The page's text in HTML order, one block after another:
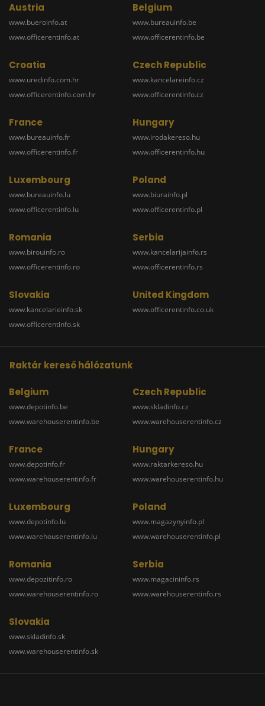
Austria
www.bueroinfo.at
www.officerentinfo.at
Belgium
www.bureauinfo.be
www.officerentinfo.be
Croatia
www.uredinfo.com.hr
www.officerentinfo.com.hr
Czech Republic
www.kancelareinfo.cz
www.officerentinfo.cz
France
www.bureauinfo.fr
www.officerentinfo.fr
Hungary
www.irodakereso.hu
www.officerentinfo.hu
Luxembourg
www.bureauinfo.lu
www.officerentinfo.lu
Poland
www.biurainfo.pl
www.officerentinfo.pl
Romania
www.birouinfo.ro
www.officerentinfo.ro
Serbia
www.kancelarijainfo.rs
www.officerentinfo.rs
Slovakia
www.kancelarieinfo.sk
www.officerentinfo.sk
United Kingdom
www.officerentinfo.co.uk
Raktár kereső hálózatunk
Belgium
www.depotinfo.be
www.warehouserentinfo.be
Czech Republic
www.skladinfo.cz
www.warehouserentinfo.cz
France
www.depotinfo.fr
www.warehouserentinfo.fr
Hungary
www.raktarkereso.hu
www.warehouserentinfo.hu
Luxembourg
www.depotinfo.lu
www.warehouserentinfo.lu
Poland
www.magazynyinfo.pl
www.warehouserentinfo.pl
Romania
www.depozitinfo.ro
www.warehouserentinfo.ro
Serbia
www.magacininfo.rs
www.warehouserentinfo.rs
Slovakia
www.skladinfo.sk
www.warehouserentinfo.sk